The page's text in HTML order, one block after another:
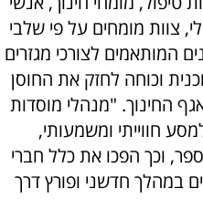
צוות מומחים על פי שלבי
המותאמים לצורכי מגזרים
וכוחה לחזק את החוסן
החינוך. "מנהלי מוסדות
חווייתי ומשמעותי,
וכך הפכו את כלל חברי
במהלך חדשני ופורץ דרך